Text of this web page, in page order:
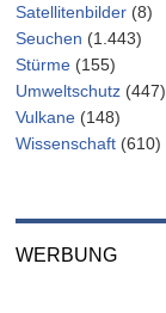
Satellitenbilder (8)
Seuchen (1.443)
Stürme (155)
Umweltschutz (447)
Vulkane (148)
Wissenschaft (610)
WERBUNG